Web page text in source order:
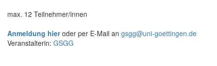
max. 12 Teilnehmer/innen
Anmeldung hieroder per E-Mail an gsgg@uni-goettingen.de
Veranstalterin: GSGG